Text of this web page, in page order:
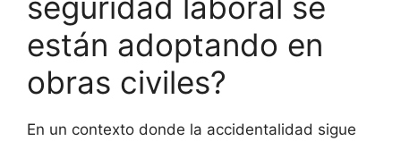
están adoptando en
obras civiles?
En un contexto donde la accidentalidad sigue